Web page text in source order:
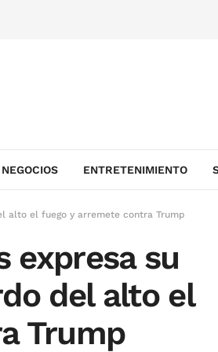
NEGOCIOS ENTRETENIMIENTO
alto el fuego y arremete contra Trump
expresa su
del alto el
Trump